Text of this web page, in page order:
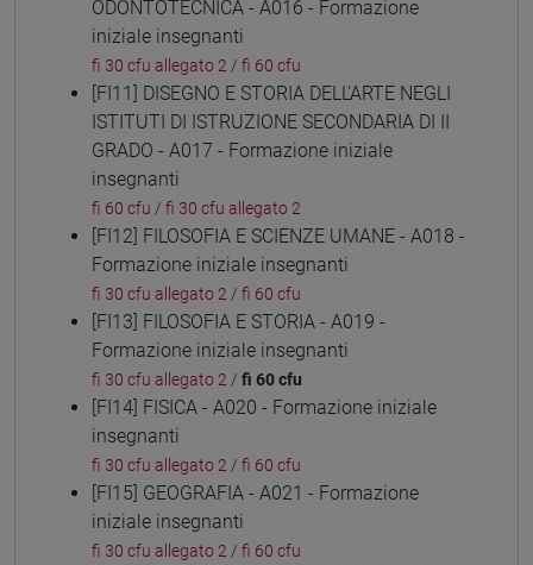
ODONTOTECNICA - A016 - Formazione
iniziale insegnanti
fi 30 cfu allegato 2 / fi 60 cfu
[FI11] DISEGNO E STORIA DELL'ARTE NEGLI
ISTITUTI DI ISTRUZIONE SECONDARIA DI II
GRADO - A017 - Formazione iniziale
insegnanti
fi 60 cfu / fi 30 cfu allegato 2
[FI12] FILOSOFIA E SCIENZE UMANE - A018 -
Formazione iniziale insegnanti
fi 30 cfu allegato 2 / fi 60 cfu
[FI13] FILOSOFIA E STORIA - A019 -
Formazione iniziale insegnanti
fi 30 cfu allegato 2 / fi 60 cfu
[FI14] FISICA - A020 - Formazione iniziale
insegnanti
fi 30 cfu allegato 2 / fi 60 cfu
[FI15] GEOGRAFIA - A021 - Formazione
iniziale insegnanti
fi 30 cfu allegato 2 / fi 60 cfu